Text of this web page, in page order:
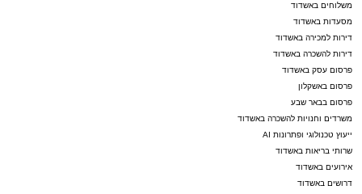
משלוחים באשדוד
מסעדות באשדוד
דירות למכירה באשדוד
דירות להשכרה באשדוד
פרסום עסק באשדוד
פרסום באשקלון
פרסום בבאר שבע
משרדים וחנויות להשכרה באשדוד
ייעוץ טכנולוגי ופתרונות AI
שרותי בריאות באשדוד
אירועים באשדוד
דרושים באשדוד